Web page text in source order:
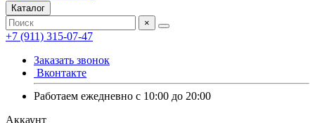
Каталог
×
+7 (911) 315-07-47
Заказать звонок
Вконтакте
Работаем ежедневно с 10:00 до 20:00
Аккаунт